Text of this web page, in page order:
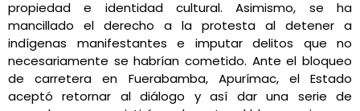
propiedad e identidad cultural. Asimismo, se ha
mancillado el derecho a la protesta al detener a
indígenas manifestantes e imputar delitos que no
necesariamente se habrían cometido. Ante el bloqueo
de carretera en Fuerabamba, Apurímac, el Estado
aceptó retornar al diálogo y así dar una serie de